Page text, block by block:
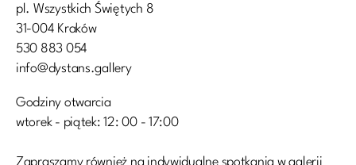
pl. Wszystkich Świętych 8
31-004 Kraków
530 883 054
info@dystans.gallery
Godziny otwarcia
wtorek - piątek: 12: 00 - 17:00
Zapraszamy również na indywidualne spotkania w galerii